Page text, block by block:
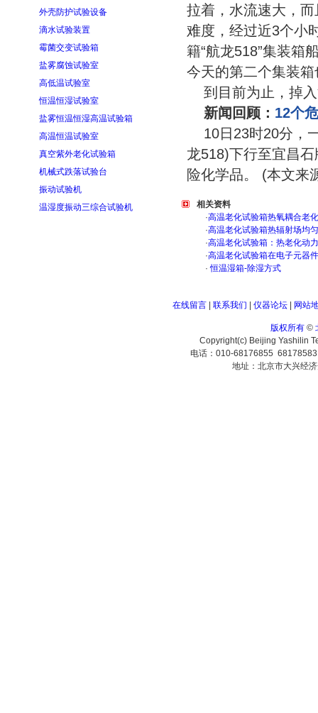
外壳防护试验设备
滴水试验装置
霉菌交变试验箱
盐雾腐蚀试验室
高低温试验室
恒温恒湿试验室
盐雾恒温恒湿高温试验箱
高温恒温试验室
真空紫外老化试验箱
机械式跌落试验台
振动试验机
温湿度振动三综合试验机
拉着，水流速大，
难度，经过近3个小
籍“航龙518”集装箱
今天的第二个集装
到目前为止，掉
新闻回顾： 12个
10日23时20分，
龙518)下行至宜昌
险化学品。 (本文来
相关资料
·高温老化试验箱热氧耦合老
·高温老化试验箱热辐射场均
·高温老化试验箱：热老化动
·高温老化试验箱在电子元器
· 恒温湿箱-除湿方式
在线留言| 联系我们 仪器论坛| 网站
版权所有©
Copyright(c) Beijing Yashilin
电话：010-68176855
地址：北京市大兴经